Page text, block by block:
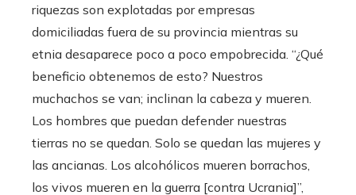
riquezas son explotadas por empresas
domiciliadas fuera de su provincia mientras su
etnia desaparece poco a poco empobrecida. “¿Qué
beneficio obtenemos de esto? Nuestros
muchachos se van; inclinan la cabeza y mueren.
Los hombres que puedan defender nuestras
tierras no se quedan. Solo se quedan las mujeres y
las ancianas. Los alcohólicos mueren borrachos,
los vivos mueren en la guerra [contra Ucrania]”,